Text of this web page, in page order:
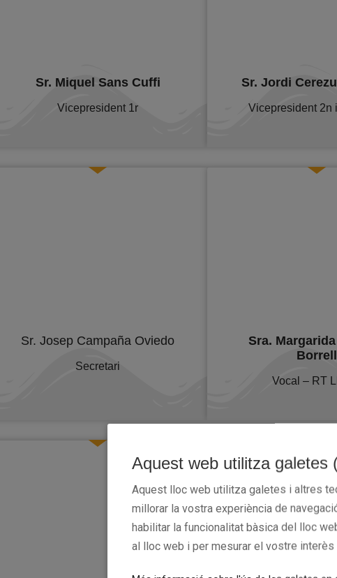
Sr. Miquel Sans Cuffi
Vicepresident 1r
Sr. Jordi
Vicepresident 2n
Sr. Josep Campaña Oviedo
Secretari
Sra. Margarida
Borrell
Vocal – RT
Aquest web utilitza galetes
Aquest lloc web utilitza galetes i altres
millorar la vostra experiència de
habilitar la funcionalitat bàsica del lloc
al lloc web i per mesurar el vostre